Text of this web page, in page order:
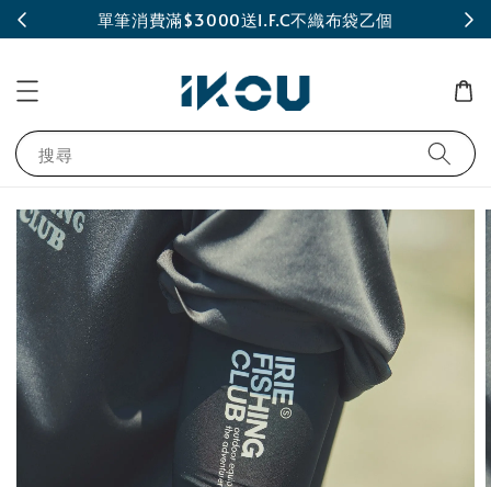
單筆消費滿$3000送I.F.C不織布袋乙個
搜尋